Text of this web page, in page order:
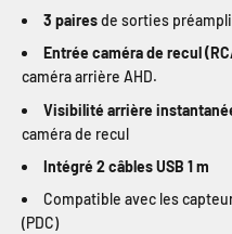
3 pairesde sorties
Entrée caméra de recul
caméra arrière AHD.
Visibilité arrière
caméra de recul
Intégré 2 câbles USB 1 m
Compatible avec les
(PDC)